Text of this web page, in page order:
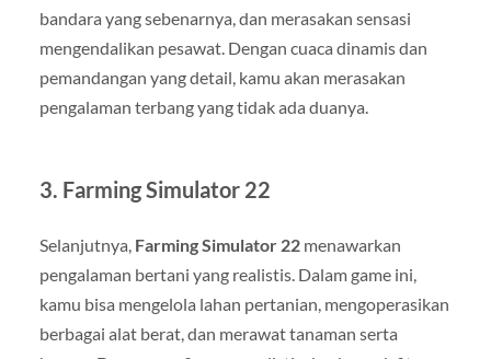
bandara yang sebenarnya, dan merasakan sensasi
mengendalikan pesawat. Dengan cuaca dinamis dan
pemandangan yang detail, kamu akan merasakan
pengalaman terbang yang tidak ada duanya.
3. Farming Simulator 22
Selanjutnya, Farming Simulator 22menawarkan
pengalaman bertani yang realistis. Dalam game ini,
kamu bisa mengelola lahan pertanian, mengoperasikan
berbagai alat berat, dan merawat tanaman serta